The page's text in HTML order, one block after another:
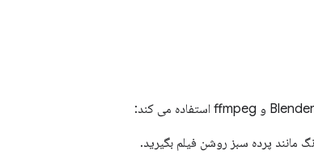
پرده سبز روشن فیلم بگیرید.